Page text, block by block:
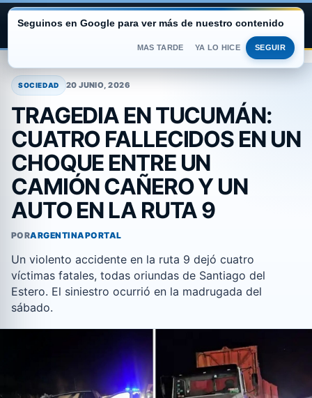
contenido
ARGENTINA PORTAL
SOCIEDAD 20 JUNIO, 2026
TRAGEDIA EN TUCUMÁN:
CUATRO FALLECIDOS EN UN
CHOQUE ENTRE UN
CAMIÓN CAÑERO Y UN
AUTO EN LA RUTA 9
PORARGENTINAPORTAL
Un violento accidente en la ruta 9 dejó cuatro
víctimas fatales, todas oriundas de Santiago del
Estero. El siniestro ocurrió en la madrugada del
sábado.
Seguinos en Google para ver más de nuestro contenido
MAS TARDE YA LO HICE SEGUIR